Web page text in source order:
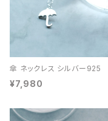
傘 ネックレス シルバー925
¥7,980